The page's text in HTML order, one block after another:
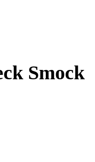
Smock